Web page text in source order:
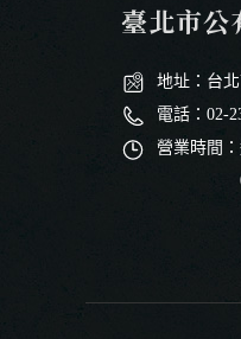
臺北市公
地址：台
電話：02-
營業時間
07:00 市場開